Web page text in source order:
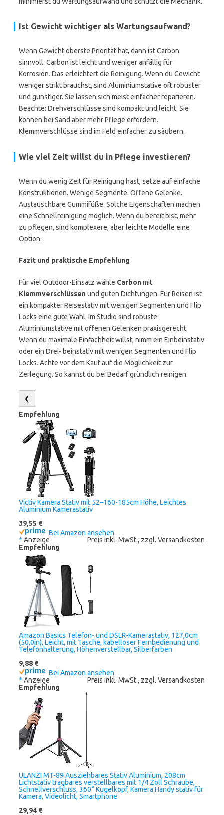
Ist Gewicht wichtiger als Wartungsaufwand?
Wenn Gewicht oberste Priorität hat, dann ist Carbon
sinnvoll. Carbon ist leicht und weniger anfällig für
Korrosion. Das erleichtert die Reinigung. Wenn du Gewicht
weniger strikt brauchst, sind Aluminiumstative oft robuster
und günstiger. Sie lassen sich meist einfacher reparieren.
Beachte: Drehverschlüsse sind kompakt und leicht. Sie
können bei Sand aber mehr Pflege erfordern.
Klemmverschlüsse sind im Feld einfacher zu säubern.
Wie viel Zeit willst du in Pflege investieren?
Wenn du wenig Zeit für Reinigung hast, setze auf einfache
Konstruktionen. Wenige Segmente. Offene Gelenke.
Austauschbare Gummifüße. Solche Eigenschaften machen
eine Schnellreinigung möglich. Wenn du bereit bist, mehr
zu pflegen, sind komplexere, aber leichte Modelle eine
Option.
Fazit und praktische Empfehlung
Für viel Outdoor-Einsatz wähle Carbonmit
Klemmverschlüssenund guten Dichtungen. Für Reisen ist
ein kompakter Reisestativ mit wenigen Segmenten und Flip
Locks eine gute Wahl. Im Studio sind robuste
Aluminiumstative mit offenen Gelenken praxisgerecht.
Wenn du maximale Einfachheit willst, nimm ein Einbeinstativ
oder ein Drei- beinstativ mit wenigen Segmenten und Flip
Locks. Achte vor dem Kauf auf die Möglichkeit zur
Zerlegung. So kannst du bei Bedarf gründlich reinigen.
❮
Empfehlung
Victiv Kamera Stativ mit 52–160-185cm Höhe, Leichtes
Aluminium Kamerastativ
39,55 €
Bei Amazon ansehen
* Anzeige
Preis inkl. MwSt., zzgl. Versandkosten
Empfehlung
Amazon Basics Telefon- und DSLR-Kamerastativ, 127,0cm
(50,0in), Leicht, mit Tasche, kabelloser Fernbedienung und
Telefonhalterung, Höhenverstellbar, Silberfarben
9,88 €
Bei Amazon ansehen
* Anzeige
Preis inkl. MwSt., zzgl. Versandkosten
Empfehlung
ULANZI MT-89 Ausziehbares Stativ Aluminium, 208cm
Lichtstativ tragbares verstellbares mit 1/4 Zoll Schraube,
Schnellverschluss, 360° Kugelkopf, Kamera Handy stativ für
Kamera, Videolicht, Smartphone
29,94 €